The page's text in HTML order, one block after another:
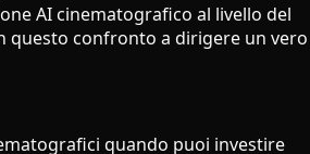
AI cinematografico al livello del
questo confronto a dirigere un vero
quando puoi investire